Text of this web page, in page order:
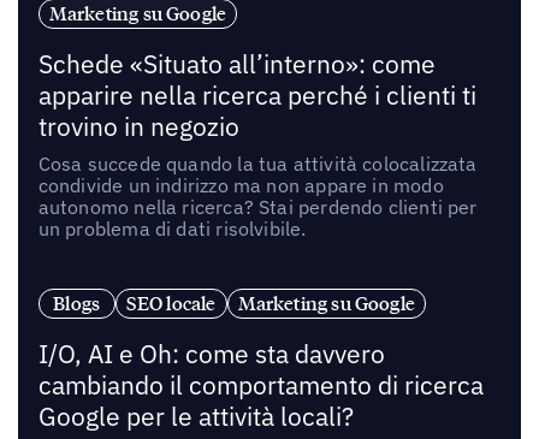
Marketing su Google
Schede «Situato all’interno»: come
apparire nella ricerca perché i clienti ti
trovino in negozio
Cosa succede quando la tua attività colocalizzata
condivide un indirizzo ma non appare in modo
autonomo nella ricerca? Stai perdendo clienti per
un problema di dati risolvibile.
Blogs SEO locale Marketing su Google
I/O, AI e Oh: come sta davvero
cambiando il comportamento di ricerca
Google per le attività locali?